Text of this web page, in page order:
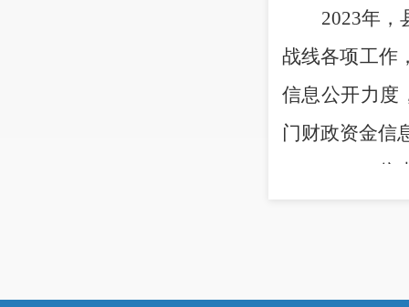
2023年，
战线各项工作
信息公开力度
门财政资金信
（二）依